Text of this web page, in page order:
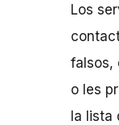
Los
falsos,
o les
la lista